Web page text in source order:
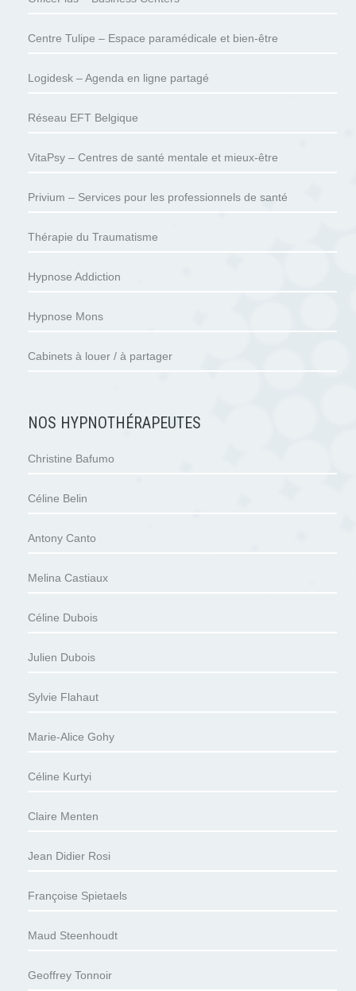
Centre Tulipe – Espace paramédicale et bien-être
Logidesk – Agenda en ligne partagé
Réseau EFT Belgique
VitaPsy – Centres de santé mentale et mieux-être
Privium – Services pour les professionnels de santé
Thérapie du Traumatisme
Hypnose Addiction
Hypnose Mons
Cabinets à louer / à partager
NOS HYPNOTHÉRAPEUTES
Christine Bafumo
Céline Belin
Antony Canto
Melina Castiaux
Céline Dubois
Julien Dubois
Sylvie Flahaut
Marie-Alice Gohy
Céline Kurtyi
Claire Menten
Jean Didier Rosi
Françoise Spietaels
Maud Steenhoudt
Geoffrey Tonnoir